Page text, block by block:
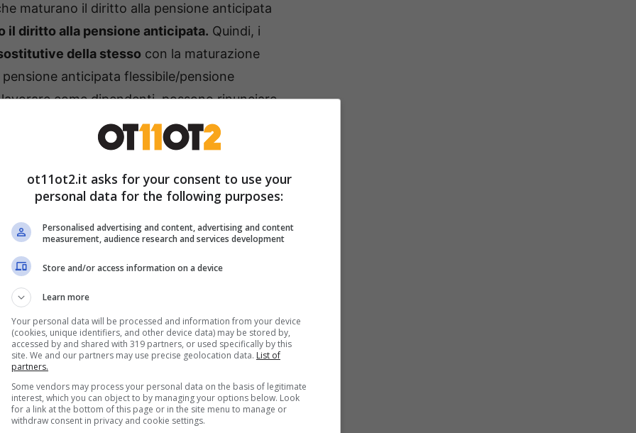
maturano il diritto alla pensione anticipata
il diritto alla pensione anticipata. Quindi, i
della stesso con la maturazione
anticipata flessibile/pensione
come dipendenti, possono rinunciare
previdenziali a carico legati a IVS o a
dall’obbligo di versare i contributi della
esercitato la sua volontà.
della quota IVS a carico del datore.
rende operativo il Bonus
bisogna comprenderecome il Bonus Giorgetti
dell’INPS che lo rende operativo.
ot11ot2.it asks for your consent to use your
personal data for the following purposes:
Personalised advertising and content, advertising and content
measurement, audience research and services development
Store and/or access information on a device
Learn more
Your personal data will be processed and information from your device
(cookies, unique identifiers, and other device data) may be stored by,
accessed by and shared with 319 partners, or used specifically by this
site. We and our partners may use precise geolocation data. List of
partners.
Some vendors may process your personal data on the basis of legitimate
interest, which you can object to by managing your options below. Look
for a link at the bottom of this page or in the site menu to manage or
withdraw consent in privacy and cookie settings.